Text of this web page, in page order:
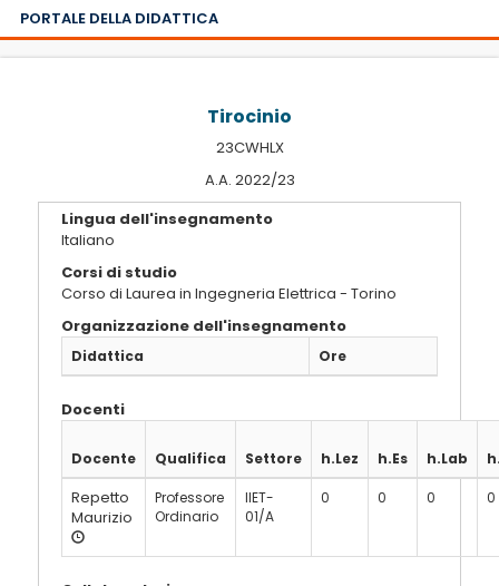
PORTALE DELLA DIDATTICA
Tirocinio
23CWHLX
A.A. 2022/23
Lingua dell'insegnamento
Italiano
Corsi di studio
Corso di Laurea in Ingegneria Elettrica - Torino
Organizzazione dell'insegnamento
Didattica Ore
Docenti
Docente Qualifica Settore h.Lez h.Es h.Lab
Repetto
Maurizio
Professore
Ordinario
IIET-
01/A
0 0 0 0